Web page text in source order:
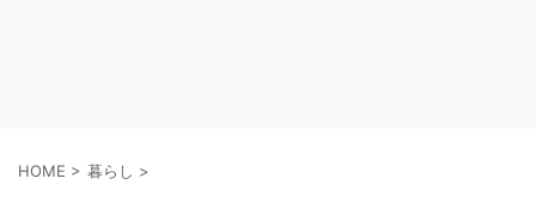
HOME > 暮らし >